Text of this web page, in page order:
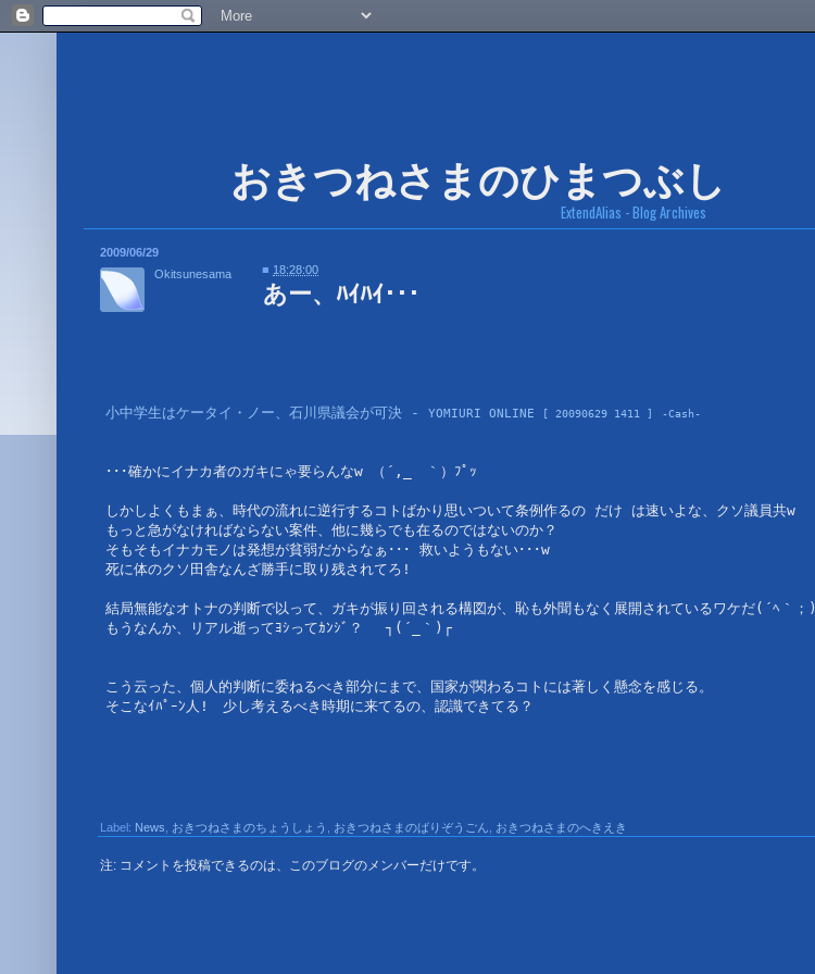
ExtendAlias - Blog Archives
2009/06/29
あー、ﾊｲﾊｲ･･･
小中学生はケータイ・ノー、石川県議会が可決 - YOMIURI ONLINE [ 20090629 1411 ] -Cash-
･･･確かにイナカ者のガキにゃ要らんなw （´,_ゝ｀）ﾌﾟｯ
しかしよくもまぁ、時代の流れに逆行するコトばかり思いついて条例作るの だけ は速いよな、クソ議員共w
もっと急がなければならない案件、他に幾らでも在るのではないのか？
そもそもイナカモノは発想が貧弱だからなぁ･･･ 救いようもない･･･w
死に体のクソ田舎なんざ勝手に取り残されてろ!
結局無能なオトナの判断で以って、ガキが振り回される構図が、恥も外聞もなく展開されているワケだ(´ﾍ｀；)
もうなんか、リアル逝ってﾖｼってｶﾝｼﾞ？ 　┐(´_｀)┌
こう云った、個人的判断に委ねるべき部分にまで、国家が関わるコトには著しく懸念を感じる。
そこなｲﾊﾟｰﾝ人!　少し考えるべき時期に来てるの、認識できてる？
Okitsunesama ■ 18:28:00
Label: News おきつねさまのちょうしょう おきつねさまのばりぞうごん おきつねさまのへきえき
注: コメントを投稿できるのは、このブログのメンバーだけです。